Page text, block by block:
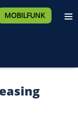
MOBILFUNK